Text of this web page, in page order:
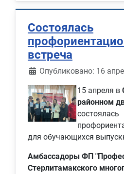
Состоялась
встреча
Информация о материале
Опубликовано: 16
15 апреля в
районном
состоялась
для обучающихся
Амбассадоры ФП
Стерлитамакского